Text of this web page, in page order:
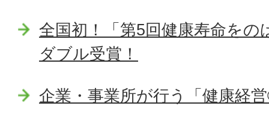
全国初！「第5回健康寿命を
ダブル受賞！
企業・事業所が行う「健康経